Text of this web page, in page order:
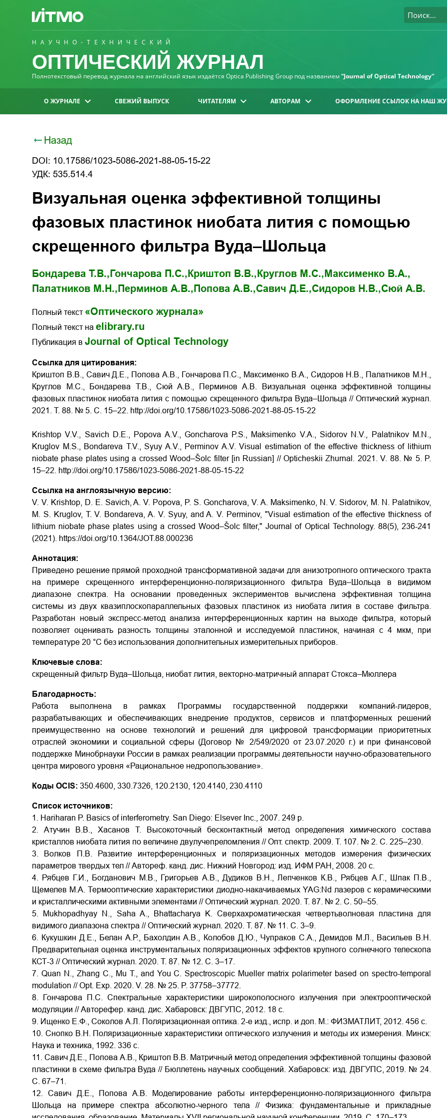
НАУЧНО-ТЕХНИЧЕСКИЙ
ОПТИЧЕСКИЙ ЖУРНАЛ
Полнотекстовый перевод журнала на английский язык издаётся Optica Publishing Group под названием “Journal of Optical Technology“
О ЖУРНАЛЕ СВЕЖИЙ ВЫПУСК ЧИТАТЕЛЯМ АВТОРАМ ОФОРМЛЕНИЕ ССЫЛОК НА НАШ
Назад
DOI: 10.17586/1023-5086-2021-88-05-15-22
УДК: 535.514.4
Визуальная оценка эффективной толщины
фазовых пластинок ниобата лития с помощью
скрещенного фильтра Вуда–Шольца
Бондарева Т.В., Гончарова П.С., Криштоп В.В., Круглов М.С., Максименко В.А.,
Палатников М.Н., Перминов А.В., Попова А.В.,Савич Д.Е.,Сидоров Н.В.,Сюй А.В.
Полный текст «Оптического журнала»
Полный текст на elibrary.ru
Публикация в Journal of Optical Technology
Ссылка для цитирования:
Криштоп В.В., Савич Д.Е., Попова А.В., Гончарова П.С., Максименко В.А., Сидоров Н.В., Палатников М.Н.,
Круглов М.С., Бондарева Т.В., Сюй А.В., Перминов А.В. Визуальная оценка эффективной толщины
фазовых пластинок ниобата лития с помощью скрещенного фильтра Вуда–Шольца // Оптический журнал.
2021. Т. 88. № 5. С. 15–22. http://doi.org/10.17586/1023-5086-2021-88-05-15-22
Krishtop V.V., Savich D.E., Popova A.V., Goncharova P.S., Maksimenko V.A., Sidorov N.V., Palatnikov M.N.,
Kruglov M.S., Bondareva T.V., Syuy A.V., Perminov A.V. Visual estimation of the effective thickness of lithium
niobate phase plates using a crossed Wood–Šolc filter [in Russian] // Opticheskii Zhurnal. 2021. V. 88. № 5. P.
15–22. http://doi.org/10.17586/1023-5086-2021-88-05-15-22
Ссылка на англоязычную версию:
V. V. Krishtop, D. E. Savich, A. V. Popova, P. S. Goncharova, V. A. Maksimenko, N. V. Sidorov, M. N. Palatnikov,
M. S. Kruglov, T. V. Bondareva, A. V. Syuy, and A. V. Perminov, "Visual estimation of the effective thickness of
lithium niobate phase plates using a crossed Wood–Šolc filter," Journal of Optical Technology. 88(5), 236-241
(2021). https://doi.org/10.1364/JOT.88.000236
Аннотация:
Приведено решение прямой проходной трансформативной задачи для анизотропного оптического тракта
на примере скрещенного интерференционно-поляризационного фильтра Вуда–Шольца в видимом
диапазоне спектра. На основании проведенных экспериментов вычислена эффективная толщина
системы из двух квазиплоскопараллельных фазовых пластинок из ниобата лития в составе фильтра.
Разработан новый экспресс-метод анализа интерференционных картин на выходе фильтра, который
позволяет оценивать разность толщины эталонной и исследуемой пластинок, начиная с 4 мкм, при
температуре 20 °С без использования дополнительных измерительных приборов.
Ключевые слова:
скрещенный фильтр Вуда–Шольца, ниобат лития, векторно-матричный аппарат Стокса–Мюллера
Благодарность:
Работа выполнена в рамках Программы государственной поддержки компаний-лидеров,
разрабатывающих и обеспечивающих внедрение продуктов, сервисов и платформенных решений
преимущественно на основе технологий и решений для цифровой трансформации приоритетных
отраслей экономики и социальной сферы (Договор № 2/549/2020 от 23.07.2020 г.) и при финансовой
поддержке Минобрнауки России в рамках реализации программы деятельности научно-образовательного
центра мирового уровня «Рациональное недропользование».
Коды OCIS: 350.4600, 330.7326, 120.2130, 120.4140, 230.4110
Список источников:
1. Hariharan P. Basics of interferometry. San Diego: Elsever Inc., 2007. 249 p.
2. Атучин В.В., Хасанов Т. Высокоточный бесконтактный метод определения химического состава
кристаллов ниобата лития по величине двулучепреломления // Опт. спектр. 2009. Т. 107. № 2. С. 225–230.
3. Волков П.В. Развитие интерференционных и поляризационных методов измерения физических
параметров твердых тел // Автореф. канд. дис. Нижний Новгород: изд. ИФМ РАН, 2008. 20 с.
4. Рябцев Г.И., Богданович М.В., Григорьев А.В., Дудиков В.Н., Лепченков К.В., Рябцев А.Г., Шпак П.В.,
Щемелев М.А. Термооптические характеристики диодно-накачиваемых YAG:Nd лазеров с керамическими
и кристаллическими активными элементами // Оптический журнал. 2020. Т. 87. № 2. С. 50–55.
5. Mukhopadhyay N., Saha A., Bhattacharya K. Сверхахроматическая четвертьволновая пластина для
видимого диапазона спектра // Оптический журнал. 2020. Т. 87. № 11. С. 3–9.
6. Кукушкин Д.Е., Белан А.Р., Бахолдин А.В., Колобов Д.Ю., Чупраков С.А., Демидов М.Л., Васильев В.Н.
Предварительная оценка инструментальных поляризационных эффектов крупного солнечного телескопа
КСТ-3 // Оптический журнал. 2020. Т. 87. № 12. С. 3–17.
7. Quan N., Zhang C., Mu T., and You C. Spectroscopic Mueller matrix polarimeter based on spectro-temporal
modulation // Opt. Exp. 2020. V. 28. № 25. P. 37758–37772.
8. Гончарова П.С. Спектральные характеристики широкополосного излучения при электрооптической
модуляции // Авторефер. канд. дис. Хабаровск: ДВГУПС, 2012. 18 с.
9. Ищенко Е.Ф., Соколов А.Л. Поляризационная оптика. 2-е изд., испр. и доп. М.: ФИЗМАТЛИТ, 2012. 456 с.
10. Снопко В.Н. Поляризационные характеристики оптического излучения и методы их измерения. Минск:
Наука и техника, 1992. 336 с.
11. Савич Д.Е., Попова А.В., Криштоп В.В. Матричный метод определения эффективной толщины фазовой
пластинки в схеме фильтра Вуда // Бюллетень научных сообщений. Хабаровск: изд. ДВГУПС, 2019. № 24.
С. 67–71.
12. Савич Д.Е., Попова А.В. Моделирование работы интерференционно-поляризационного фильтра
Шольца на примере спектра абсолютно-черного тела // Физика: фундаментальные и прикладные